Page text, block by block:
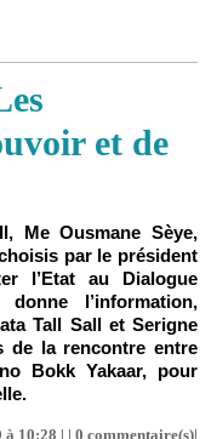
et de
Me Ousmane Sèye,
par le président
l’Etat au Dialogue
l’information,
Tall Sall et Serigne
de la rencontre entre
Bokk Yakaar, pour
10:28 | | 0 commentaire(s)|